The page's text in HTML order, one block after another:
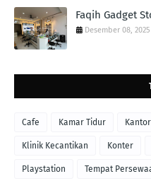
Faqih Gadget
Desember 08, 2025
Cafe Kamar Tidur Kantor
Klinik Kecantikan Konter
Playstation Tempat